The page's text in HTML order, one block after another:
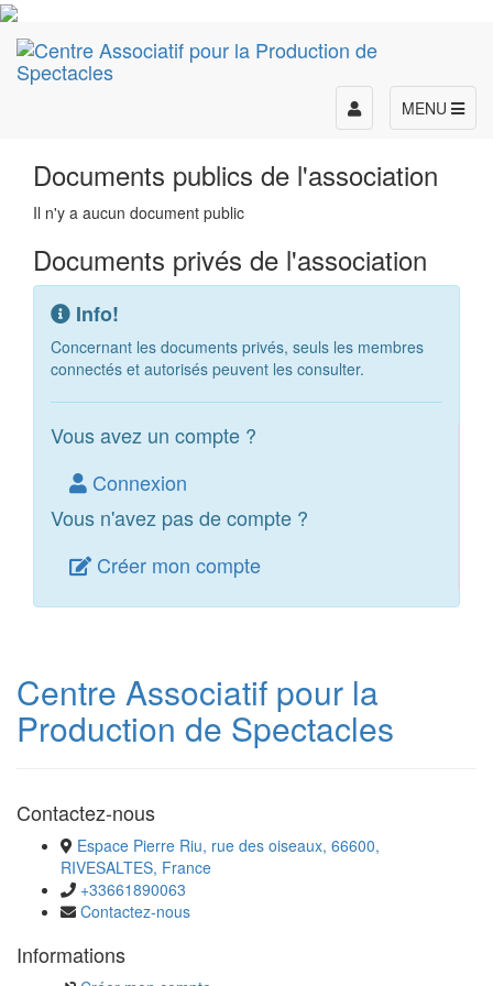
MENU
Toggle
navigation
Documents publics de l'association
Il n'y a aucun document public
Documents privés de l'association
Info!
Concernant les documents privés, seuls les membres
connectés et autorisés peuvent les consulter.
Vous avez un compte ?
Connexion
Vous n'avez pas de compte ?
Créer mon compte
Centre Associatif pour la
Production de Spectacles
Contactez-nous
Espace Pierre Riu, rue des oiseaux, 66600,
RIVESALTES, France
+33661890063
Contactez-nous
Informations